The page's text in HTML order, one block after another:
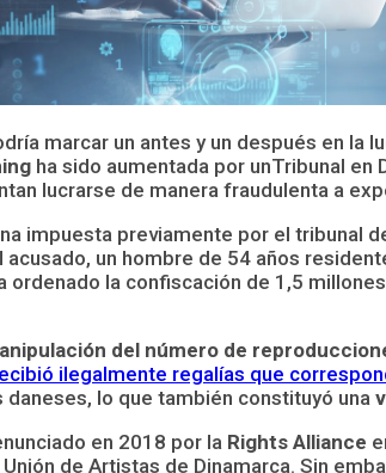
marcar un antes y un después en la
ha sido aumentada por unTribunal
lucrarse de manera fraudulenta a
impuesta previamente por el tribunal
acusado, un hombre de 54 años
ordenado la confiscación de 1,5
del número de
ilegalmente regalías que
lo que también constituyó una
en 2018 por la Rights Alliance
de Artistas de Dinamarca. Sin